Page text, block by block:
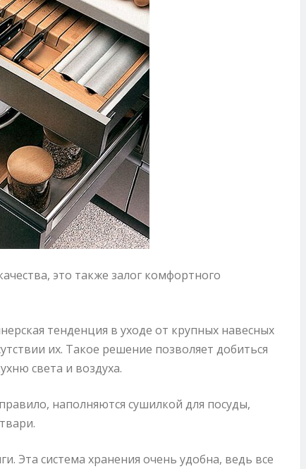
это также залог комфортного
тенденция в уходе от крупных навесных
их. Такое решение позволяет добиться
света и воздуха.
наполняются сушилкой для посуды,
Эта система хранения очень удобна, ведь все